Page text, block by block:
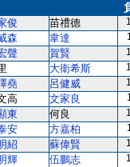
俊 苗禮德
森 韋達
聲 賀賢
大衛希斯
堯 呂健威
高 文家良
東 何良
安 方嘉柏
紹 蘇偉賢
輝 伍鵬志